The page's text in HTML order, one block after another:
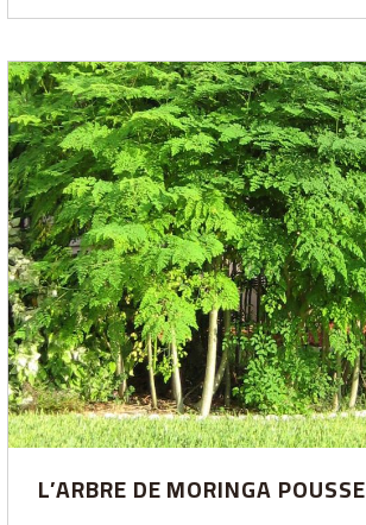
L’ARBRE DE MORINGA